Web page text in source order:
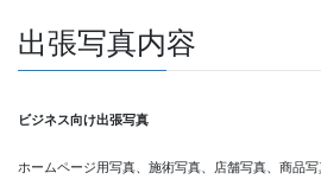
出張写真内容
ビジネス向け出張写真
ホームページ用写真、施術写真、店舗写真、商品